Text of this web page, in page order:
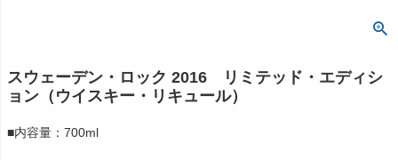
スウェーデン・ロック 2016 リミテッド・エディシ
ョン（ウイスキー・リキュール）
■内容量：700ml